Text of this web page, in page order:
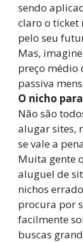
sendo
claro o
pelo seu
Mas,
preço médio
passiva
O nicho
Não são
alugar sites,
se vale a
Muita gente
aluguel de
nichos
procura por
facilmente
buscas